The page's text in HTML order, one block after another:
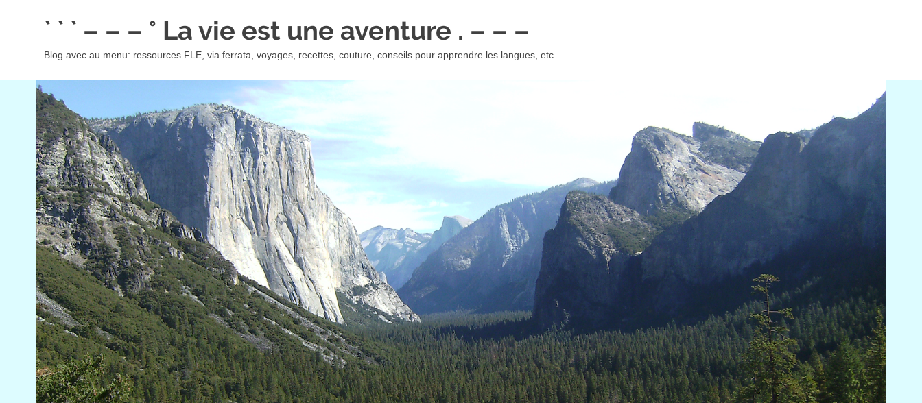
` ` ` – – – ° La vie est une aventure . – – –
Blog avec au menu: ressources FLE, via ferrata, voyages, recettes, couture, conseils pour apprendre les langues, etc.